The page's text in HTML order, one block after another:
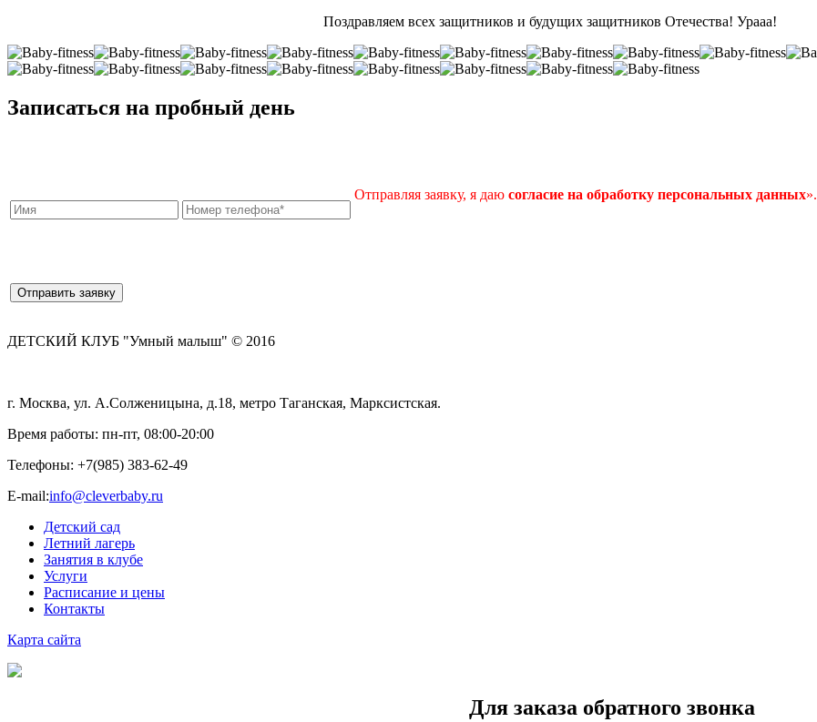
Поздравляем всех защитников и будущих защитников Отечества! Урааа!
Записаться на пробный день
Отправляя заявку, я даю согласие на обработку персональных данных».
ДЕТСКИЙ КЛУБ "Умный малыш" © 2016
г. Москва, ул. А.Солженицына, д.18, метро Таганская, Марксистская.
Время работы: пн-пт, 08:00-20:00
Телефоны: +7(985) 383-62-49
E-mail:info@cleverbaby.ru
Детский сад
Летний лагерь
Занятия в клубе
Услуги
Расписание и цены
Контакты
Карта cайта
Для заказа обратного звонка